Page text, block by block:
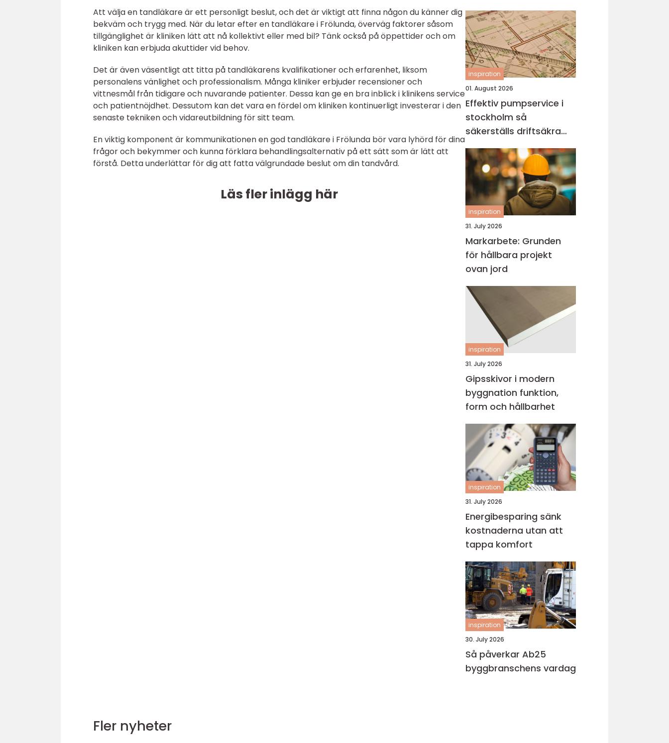
Att välja en tandläkare är ett personligt beslut, och det är viktigt att finna någon du känner dig
bekväm och trygg med. När du letar efter en tandläkare i Frölunda, överväg faktorer såsom
tillgänglighet är kliniken lätt att nå kollektivt eller med bil? Tänk också på öppettider och om
kliniken kan erbjuda akuttider vid behov.
Det är även väsentligt att titta på tandläkarens kvalifikationer och erfarenhet, liksom
personalens vänlighet och professionalism. Många kliniker erbjuder recensioner och
vittnesmål från tidigare och nuvarande patienter. Dessa kan ge en bra inblick i klinikens service
och patientnöjdhet. Dessutom kan det vara en fördel om kliniken kontinuerligt investerar i den
senaste tekniken och vidareutbildning för sitt team.
En viktig komponent är kommunikationen en god tandläkare i Frölunda bör vara lyhörd för dina
frågor och bekymmer och kunna förklara behandlingsalternativ på ett sätt som är lätt att
förstå. Detta underlättar för dig att fatta välgrundade beslut om din tandvård.
Läs fler inlägg här
inspiration
01. August 2026
Effektiv pumpservice i
stockholm så
säkerställs driftsäkra
anläggningar
inspiration
31. July 2026
Markarbete: Grunden
för hållbara projekt
ovan jord
inspiration
31. July 2026
Gipsskivor i modern
byggnation funktion,
form och hållbarhet
inspiration
31. July 2026
Energibesparing sänk
kostnaderna utan att
tappa komfort
inspiration
30. July 2026
Så påverkar Ab25
byggbranschens vardag
Fler nyheter